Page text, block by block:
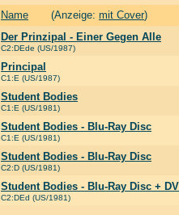
Name (Anzeige: mit Cover)
Der Prinzipal - Einer Gegen Alle
C2:DEde (US/1987)
Principal
C1:E (US/1987)
Student Bodies
C1:E (US/1981)
Student Bodies - Blu-Ray Disc
C1:E (US/1981)
Student Bodies - Blu-Ray Disc
C2:D (US/1981)
Student Bodies - Blu-Ray Disc +
C2:DEd (US/1981)